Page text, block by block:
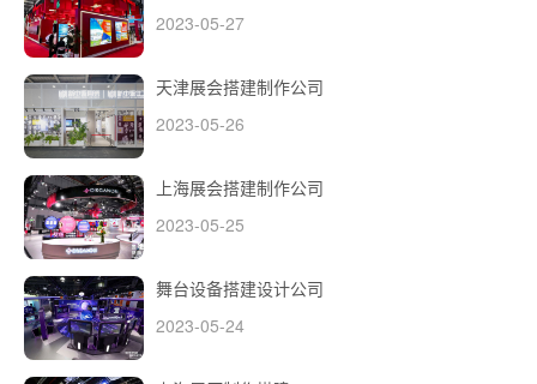
2023-05-27
天津展会搭建制作公司
2023-05-26
上海展会搭建制作公司
2023-05-25
舞台设备搭建设计公司
2023-05-24